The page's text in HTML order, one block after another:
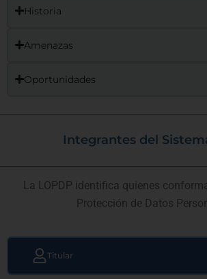
Historia
Amenazas
Oportunidades
Integrantes del
La LOPDP identifica quienes
Protección de Datos
Titular